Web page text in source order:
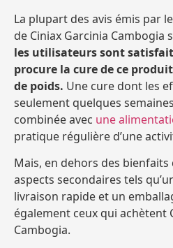
La plupart des avis émis par
de Ciniax Garcinia Cambogia
les utilisateurs sont
procure la cure de ce
de poids. Une cure dont les
seulement quelques
combinée avec une
pratique régulière d’une
Mais, en dehors des
aspects secondaires tels
livraison rapide et un
également ceux qui achètent
Cambogia.